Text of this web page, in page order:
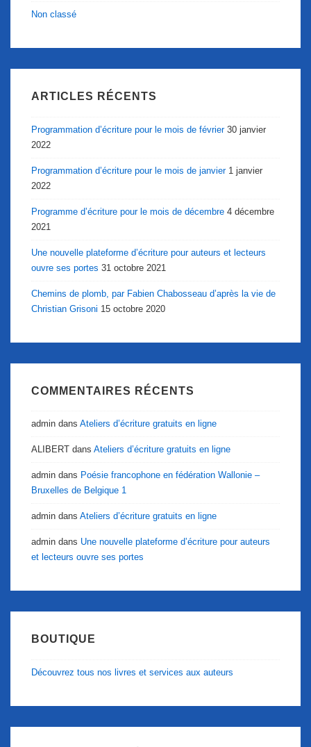
Non classé
ARTICLES RÉCENTS
Programmation d’écriture pour le mois de février 30 janvier
2022
Programmation d’écriture pour le mois de janvier 1 janvier
2022
Programme d’écriture pour le mois de décembre 4 décembre
2021
Une nouvelle plateforme d’écriture pour auteurs et lecteurs
ouvre ses portes 31 octobre 2021
Chemins de plomb, par Fabien Chabosseau d’après la vie de
Christian Grisoni 15 octobre 2020
COMMENTAIRES RÉCENTS
admin dans Ateliers d’écriture gratuits en ligne
ALIBERT dans Ateliers d’écriture gratuits en ligne
admin dans Poésie francophone en fédération Wallonie –
Bruxelles de Belgique 1
admin dans Ateliers d’écriture gratuits en ligne
admin dans Une nouvelle plateforme d’écriture pour auteurs
et lecteurs ouvre ses portes
BOUTIQUE
Découvrez tous nos livres et services aux auteurs